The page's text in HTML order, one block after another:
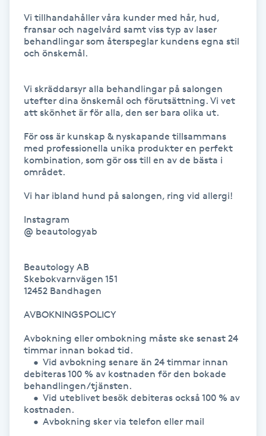
Fransk manikyr
Frekvensterapi
Friskvård
Friskvårdsmassage
Funktionsanalys
Färgning
Gel naglar
Gelenaglar
Gellack
Vi tillhandahåller våra kunder med hår, hud,
fransar och nagelvård samt viss typ av laser
behandlingar som återspeglar kundens egna stil
och önskemål.
Vi skräddarsyr alla behandlingar på salongen
utefter dina önskemål och förutsättning. Vi vet
att skönhet är för alla, den ser bara olika ut.
För oss är kunskap & nyskapande tillsammans
med professionella unika produkter en perfekt
kombination, som gör oss till en av de bästa i
området.
Vi har ibland hund på salongen, ring vid allergi!
Instagram
@ beautologyab
Beautology AB
Skebokvarnvägen 151
12452 Bandhagen
AVBOKNINGSPOLICY
Avbokning eller ombokning måste ske senast 24
timmar innan bokad tid.
debiteras 100 % av kostnaden för den bokade
behandlingen/tjänsten.
kostnaden.